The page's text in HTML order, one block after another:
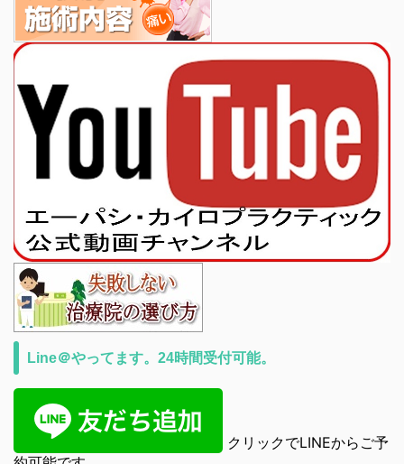
Line＠やってます。24時間受付可能。
クリックでLINEからご予